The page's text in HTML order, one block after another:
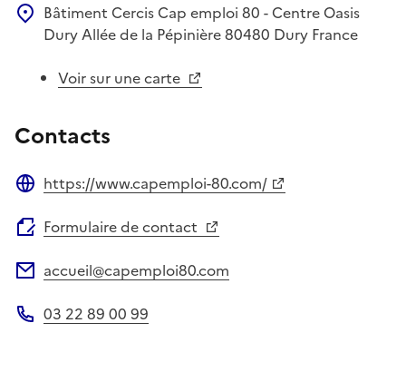
Bâtiment Cercis Cap emploi 80 - Centre Oasis
DuryAllée de la Pépinière80480 Dury France
Voir sur une carte
Contacts
https://www.capemploi-80.com/
Formulaire de contact
accueil@capemploi80.com
03 22 89 00 99